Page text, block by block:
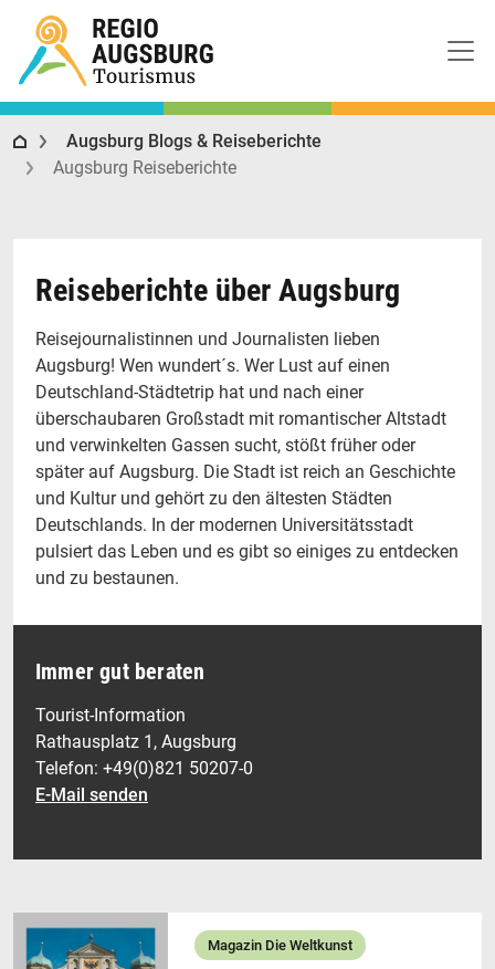
Regio Augsburg Tourismus
Augsburg Blogs & Reiseberichte
Augsburg Reiseberichte
Reiseberichte über Augsburg
Reisejournalistinnen und Journalisten lieben
Augsburg! Wen wundert´s. Wer Lust auf einen
Deutschland-Städtetrip hat und nach einer
überschaubaren Großstadt mit romantischer Altstadt
und verwinkelten Gassen sucht, stößt früher oder
später auf Augsburg. Die Stadt ist reich an Geschichte
und Kultur und gehört zu den ältesten Städten
Deutschlands. In der modernen Universitätsstadt
pulsiert das Leben und es gibt so einiges zu entdecken
und zu bestaunen.
Immer gut beraten
Tourist-Information
Rathausplatz 1, Augsburg
Telefon: +49(0)821 50207-0
E-Mail senden
Magazin Die Weltkunst